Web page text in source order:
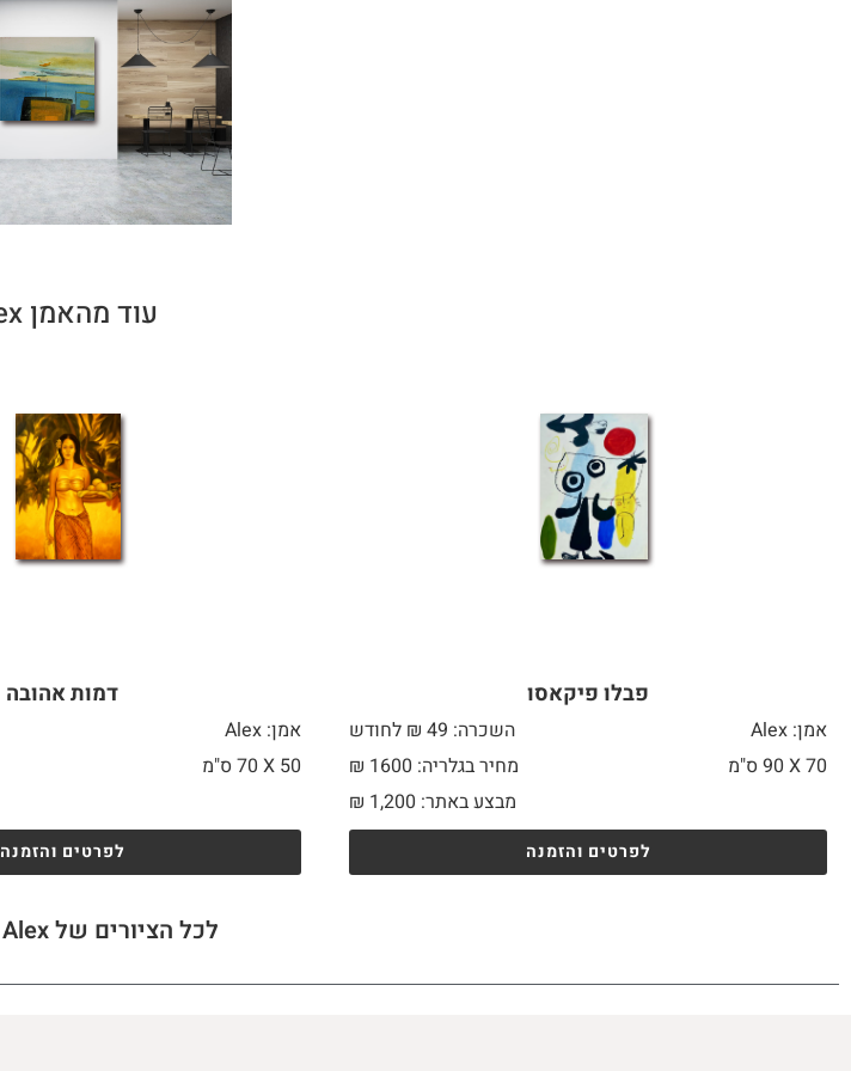
עוד מהאמן Alex
פבלו פיקאסו
אמן: Alex
השכרה: 49 ₪ לחודש
70 X
מחיר בגלריה: 1600 ₪
מבצע באתר:
₪ 1,200
לפרטים והזמנה
דמות אהובה
אמן: Alex
50 X
לפרטים והזמנה
לכל הציורים של Alex לחצו כאן